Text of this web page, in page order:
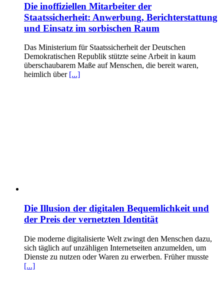
Die inoffiziellen Mitarbeiter der
Staatssicherheit: Anwerbung, Berichterstattung
und Einsatz im sorbischen Raum
Das Ministerium für Staatssicherheit der Deutschen
Demokratischen Republik stützte seine Arbeit in kaum
überschaubarem Maße auf Menschen, die bereit waren,
heimlich über [...]
Die Illusion der digitalen Bequemlichkeit und
der Preis der vernetzten Identität
Die moderne digitalisierte Welt zwingt den Menschen dazu,
sich täglich auf unzähligen Internetseiten anzumelden, um
Dienste zu nutzen oder Waren zu erwerben. Früher musste
[...]